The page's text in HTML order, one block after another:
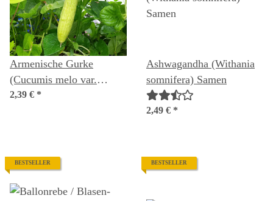
Armenische Gurke
(Cucumis melo var.
flexuosus) Samen
2,39 € *
Ashwagandha (Withania
somnifera) Samen
2,49 € *
BESTSELLER BESTSELLER